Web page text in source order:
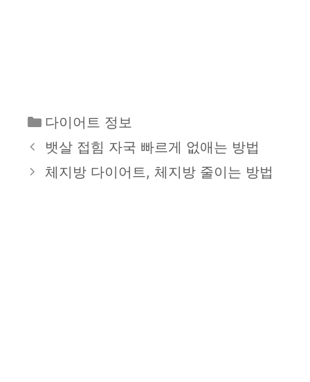
카
테
리
다이어트 정보
뱃살 접힘 자국 빠르게 없애는 방법
체지방 다이어트, 체지방 줄이는 방법